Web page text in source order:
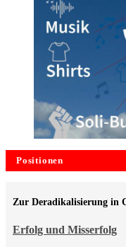
Positionen
Erfolg und Misserfolg
Zur Deradikalisierung in